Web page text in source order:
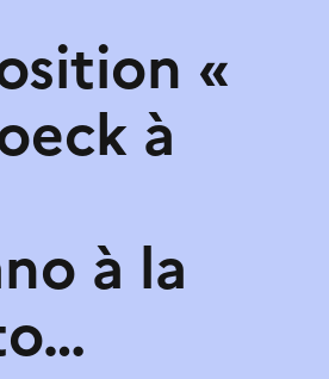
«
à
à la